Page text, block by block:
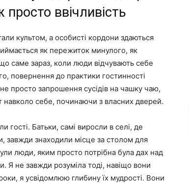
ввічливість
культом, а особисті кордони здаються
як пережиток минулого, як
саме зараз, коли люди відчувають себе
повернення до практики гостинності
просто запрошення сусідів на чашку чаю,
навколо себе, починаючи з власних дверей.
гості. Батьки, самі виросли в селі, де
завжди знаходили місце за столом для
люди, яким просто потрібна була дах над
Я не завжди розуміла тоді, навіщо вони
я усвідомлюю глибину їх мудрості. Вони